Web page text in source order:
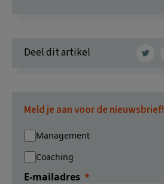
Deel dit artikel
Meld je aan voor de nieuwsbrief!
Management
Coaching
E-mailadres